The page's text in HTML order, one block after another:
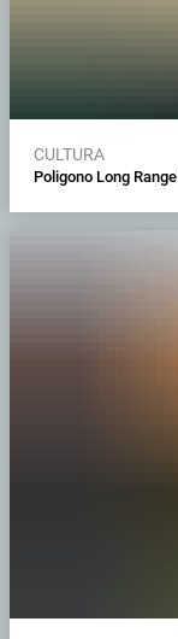
CULTURA
Poligono Long